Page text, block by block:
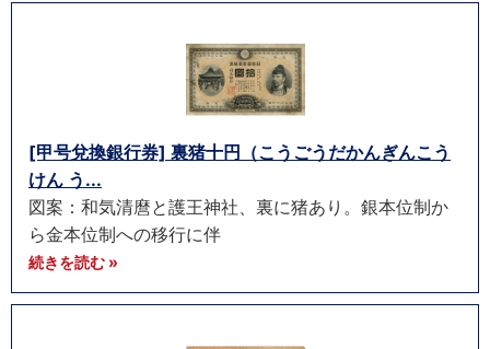
[甲号兌換銀行券] 裏猪十円（こうごうだかんぎんこう
けん う...
図案：和気清麿と護王神社、裏に猪あり。銀本位制か
ら金本位制への移行に伴
続きを読む »